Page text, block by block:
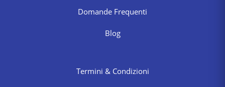
Domande Frequenti
Blog
Termini & Condizioni